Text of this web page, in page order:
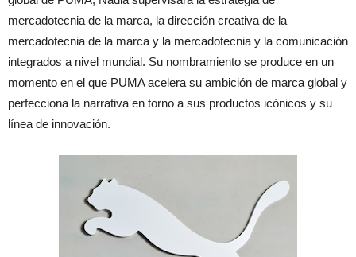
mercadotecnia de la marca, la dirección creativa de la
mercadotecnia de la marca y la mercadotecnia y la comunicación
integrados a nivel mundial. Su nombramiento se produce en un
momento en el que PUMA acelera su ambición de marca global y
perfecciona la narrativa en torno a sus productos icónicos y su
línea de innovación.